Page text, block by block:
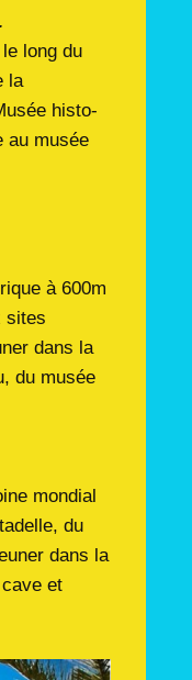
long du
la
histo-
au musée
à 600m
sites
dans la
du musée
mondial
du
dans la
et